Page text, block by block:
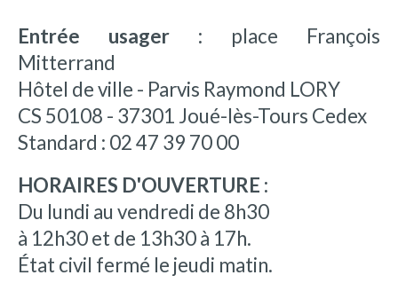
Entrée usager : place François
Mitterrand
Hôtel de ville - Parvis Raymond LORY
CS 50108 - 37301 Joué-lès-Tours Cedex
Standard : 02 47 39 70 00
HORAIRES D'OUVERTURE :
Du lundi au vendredi de 8h30
à 12h30 et de 13h30 à 17h.
État civil fermé le jeudi matin.